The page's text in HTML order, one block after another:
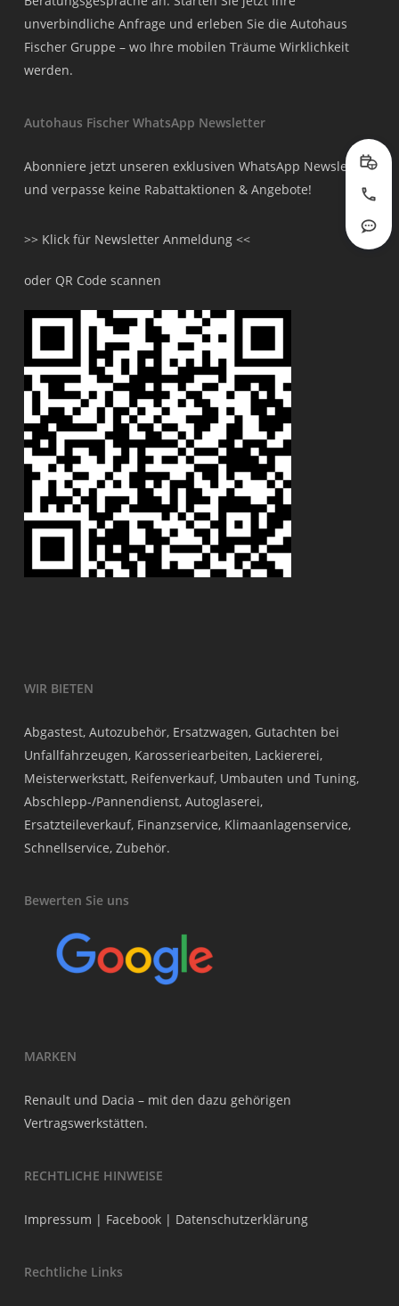
unverbindliche Anfrage und erleben Sie die Autohaus
Fischer Gruppe – wo Ihre mobilen Träume Wirklichkeit
werden.
Autohaus Fischer WhatsApp Newsletter
Abonniere jetzt unseren exklusiven WhatsApp Newsletter
und verpasse keine Rabattaktionen & Angebote!
>> Klick für Newsletter Anmeldung <<
oder QR Code scannen
WIR BIETEN
Abgastest, Autozubehör, Ersatzwagen, Gutachten bei
Unfallfahrzeugen, Karosseriearbeiten, Lackiererei,
Meisterwerkstatt, Reifenverkauf, Umbauten und Tuning,
Abschlepp-/Pannendienst, Autoglaserei,
Ersatzteileverkauf, Finanzservice, Klimaanlagenservice,
Schnellservice, Zubehör.
Bewerten Sie uns
MARKEN
Renault und Dacia – mit den dazu gehörigen
Vertragswerkstätten.
RECHTLICHE HINWEISE
Impressum | Facebook| Datenschutzerklärung
Rechtliche Links
Jetzt